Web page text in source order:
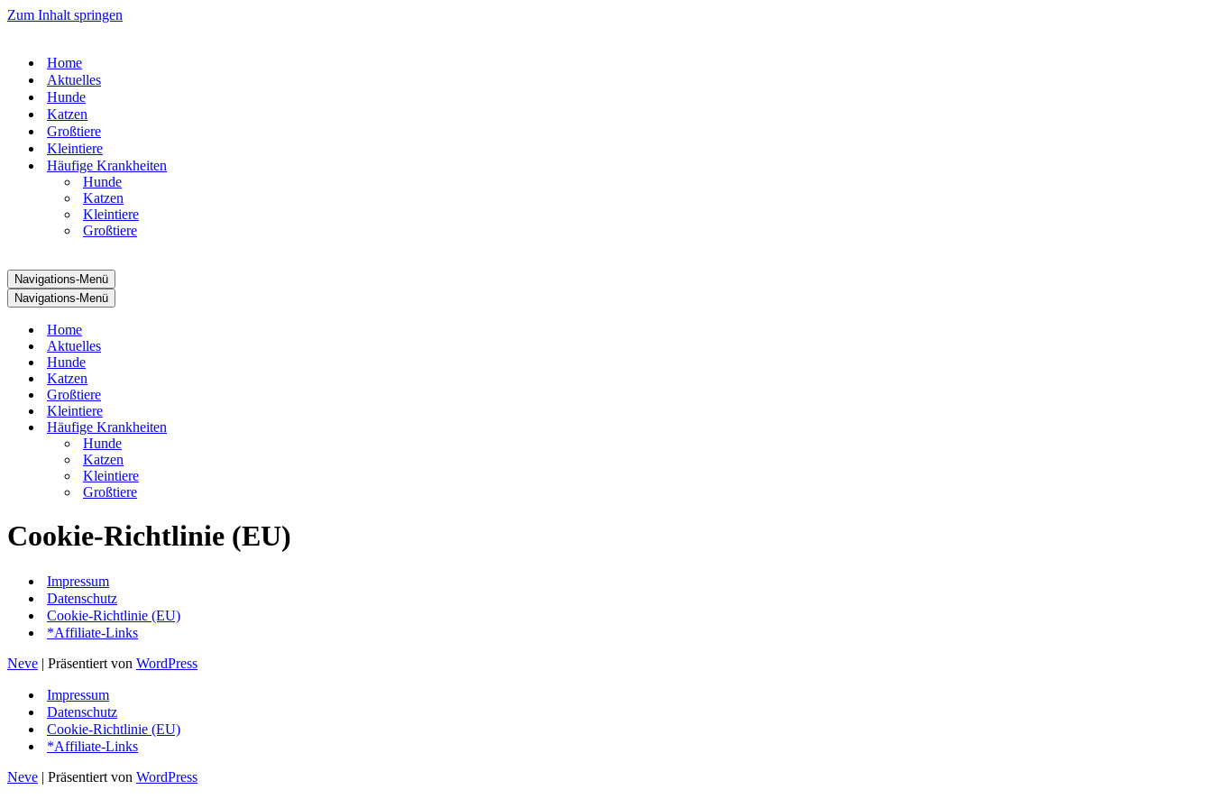
Zum Inhalt springen
Home
Aktuelles
Hunde
Katzen
Großtiere
Kleintiere
Häufige Krankheiten
Hunde
Katzen
Kleintiere
Großtiere
Navigations-Menü
Navigations-Menü
Home
Aktuelles
Hunde
Katzen
Großtiere
Kleintiere
Häufige Krankheiten
Hunde
Katzen
Kleintiere
Großtiere
Cookie-Richtlinie (EU)
Impressum
Datenschutz
Cookie-Richtlinie (EU)
*Affiliate-Links
Neve | Präsentiert von WordPress
Impressum
Datenschutz
Cookie-Richtlinie (EU)
*Affiliate-Links
Neve | Präsentiert von WordPress